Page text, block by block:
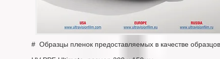
# Образцы пленок предоставляемых в качестве